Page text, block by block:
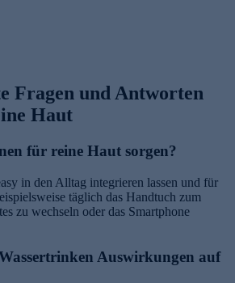
Fragen und Antworten
Haut
für reine Haut sorgen?
in den Alltag integrieren lassen und für
täglich das Handtuch zum
zu wechseln oder das Smartphone
Auswirkungen auf